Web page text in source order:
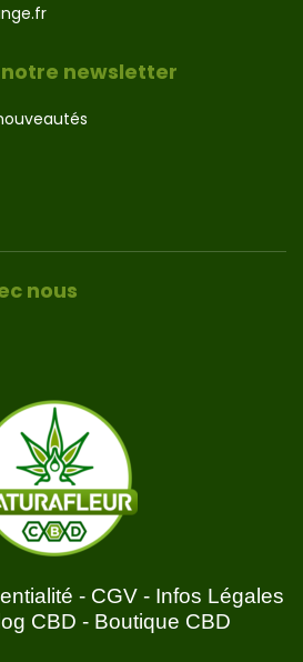
newsletter
nous
- CGV - Infos Légales
CBD - Boutique CBD